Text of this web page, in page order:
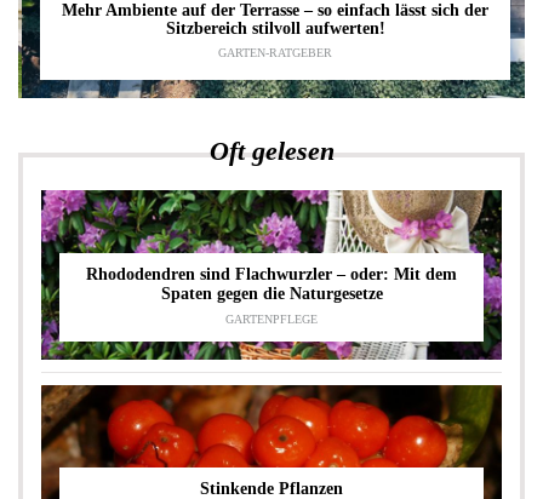
Mehr Ambiente auf der Terrasse – so einfach lässt sich der
Sitzbereich stilvoll aufwerten!
GARTEN-RATGEBER
Oft gelesen
Rhododendren sind Flachwurzler – oder: Mit dem
Spaten gegen die Naturgesetze
GARTENPFLEGE
Stinkende Pflanzen